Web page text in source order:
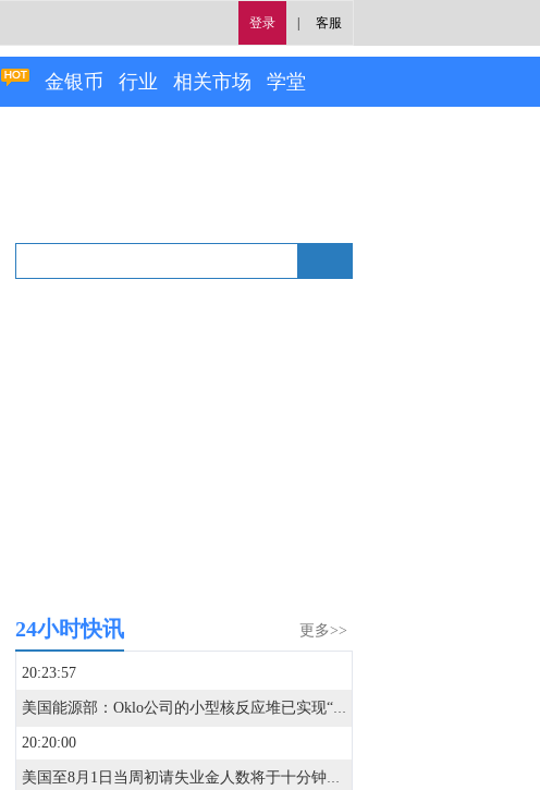
登录 客服
金银币 行业 相关市场 学堂
更多>>
24小时快讯
20:23:57
美国能源部：Oklo公司的小型核反应堆已实现“临界”状态。
20:20:00
美国至8月1日当周初请失业金人数将于十分钟后公布。